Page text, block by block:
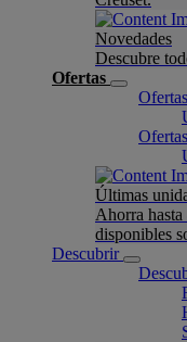
Novedades
Descubre
Ofertas
Últimas
Ahorra
disponibles
Descubrir